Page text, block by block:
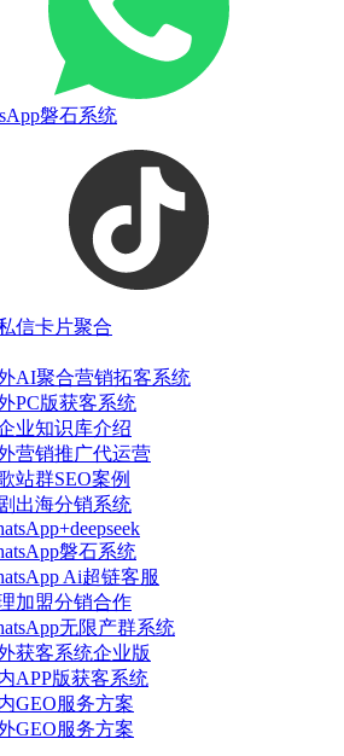
磐石系统
信卡片聚合
AI聚合营销拓客系统
PC版获客系统
业知识库介绍
营销推广代运营
站群SEO案例
出海分销系统
磐石系统
Ai超链客服
加盟分销合作
无限产群系统
获客系统企业版
APP版获客系统
GEO服务方案
GEO服务方案